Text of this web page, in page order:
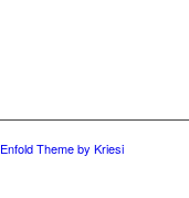
Enfold Theme by Kriesi